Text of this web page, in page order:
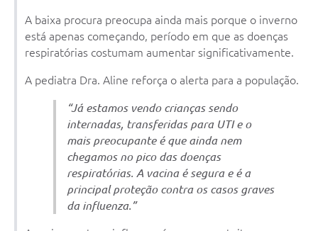
A baixa procura preocupa ainda mais porque o inverno
está apenas começando, período em que as doenças
respiratórias costumam aumentar significativamente.
A pediatra Dra. Aline reforça o alerta para a população.
“Já estamos vendo crianças sendo
internadas, transferidas para UTI e o
mais preocupante é que ainda nem
chegamos no pico das doenças
respiratórias. A vacina é segura e é a
principal proteção contra os casos graves
da influenza.”